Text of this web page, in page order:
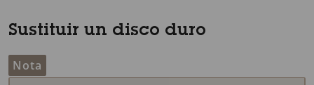
Sustituir un disco duro
Nota